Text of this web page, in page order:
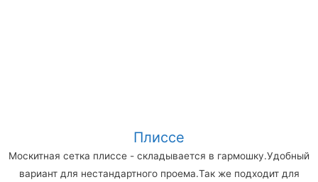
Плиссе
Москитная сетка плиссе - складывается в гармошку.Удобный
вариант для нестандартного проема.Так же подходит для